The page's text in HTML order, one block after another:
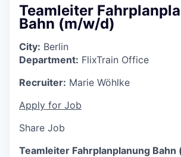
Teamleiter
Bahn (m/w/d)
City: Berlin
Department: FlixTrain Office
Recruiter: Marie Wöhlke
Apply for Job
Share Job
Teamleiter Fahrplanplanung Bahn